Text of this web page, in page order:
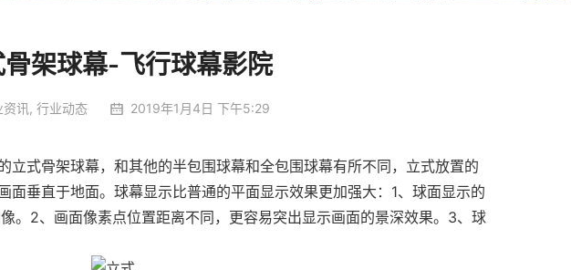
骨架球幕-飞行球幕影院
资讯 , 行业动态 2019年1月4日 下午5:29
立式骨架球幕，和其他的半包围球幕和全包围球幕有所不同，立式放置的
面垂直于地面。球幕显示比普通的平面显示效果更加强大：1、球面显示的
。2、画面像素点位置距离不同，更容易突出显示画面的景深效果。3、球